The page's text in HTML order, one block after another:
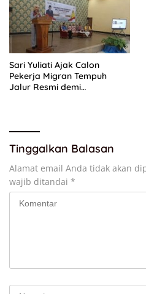
Sari Yuliati Ajak Calon
Pekerja Migran Tempuh
Jalur Resmi demi
Tinggalkan Balasan
Alamat email Anda tidak akan
wajib ditandai *